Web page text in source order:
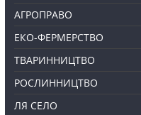
АГРОПРАВО
ЕКО-ФЕРМЕРСТВО
ТВАРИННИЦТВО
РОСЛИННИЦТВО
ЛЯ СЕЛО